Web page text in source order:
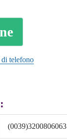
telefono
(0039)3200806063